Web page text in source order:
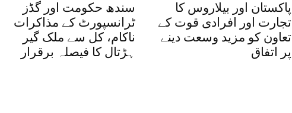
سندھ حکومت اور گڈز
ٹرانسپورٹ کے مذاکرات
ناکام، کل سے ملک گیر
ہڑتال کا فیصلہ برقرار
پاکستان اور بیلاروس کا
تجارت اور افرادی قوت کے
تعاون کو مزید وسعت دینے
پر اتفاق